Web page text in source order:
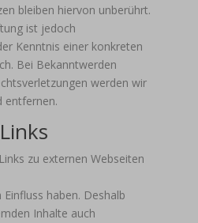
bleiben hiervon unberührt.
ist jedoch
Kenntnis einer konkreten
Bei Bekanntwerden
werden wir
entfernen.
zu externen Webseiten
haben. Deshalb
Inhalte auch